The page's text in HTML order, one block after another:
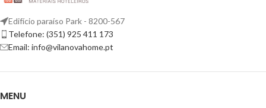
Edifício paraíso Park - 8200-567
Telefone: (351) 925 411 173
Email: info@vilanovahome.pt
MENU